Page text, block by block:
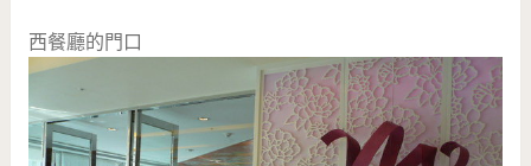
西餐廳的門口